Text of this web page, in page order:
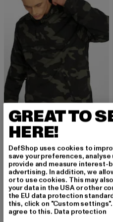
BRANDIT
Men
25,20 EUR
Derzeitiger Preis: 25,20 EUR
59,99 EURAktionspreis:
-10%
GREAT TO
HERE!
DefShop uses cookies to
save your preferences,
provide and measure interest-
advertising. In addition, we
or to use cookies. This may
your data in the USA or other
the EU data protection
this, click on "Custom
agree to this. Data protection